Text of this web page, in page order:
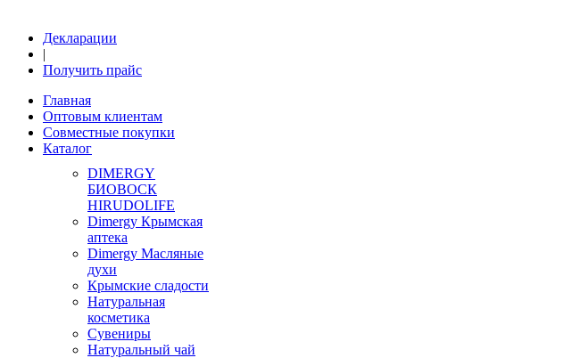
Декларации
|
Получить прайс
Главная
Оптовым клиентам
Совместные покупки
Каталог
DIMERGY
БИОВОСК
HIRUDOLIFE
Dimergy Крымская
аптека
Dimergy Масляные
духи
Крымские сладости
Натуральная
косметика
Сувениры
Натуральный чай